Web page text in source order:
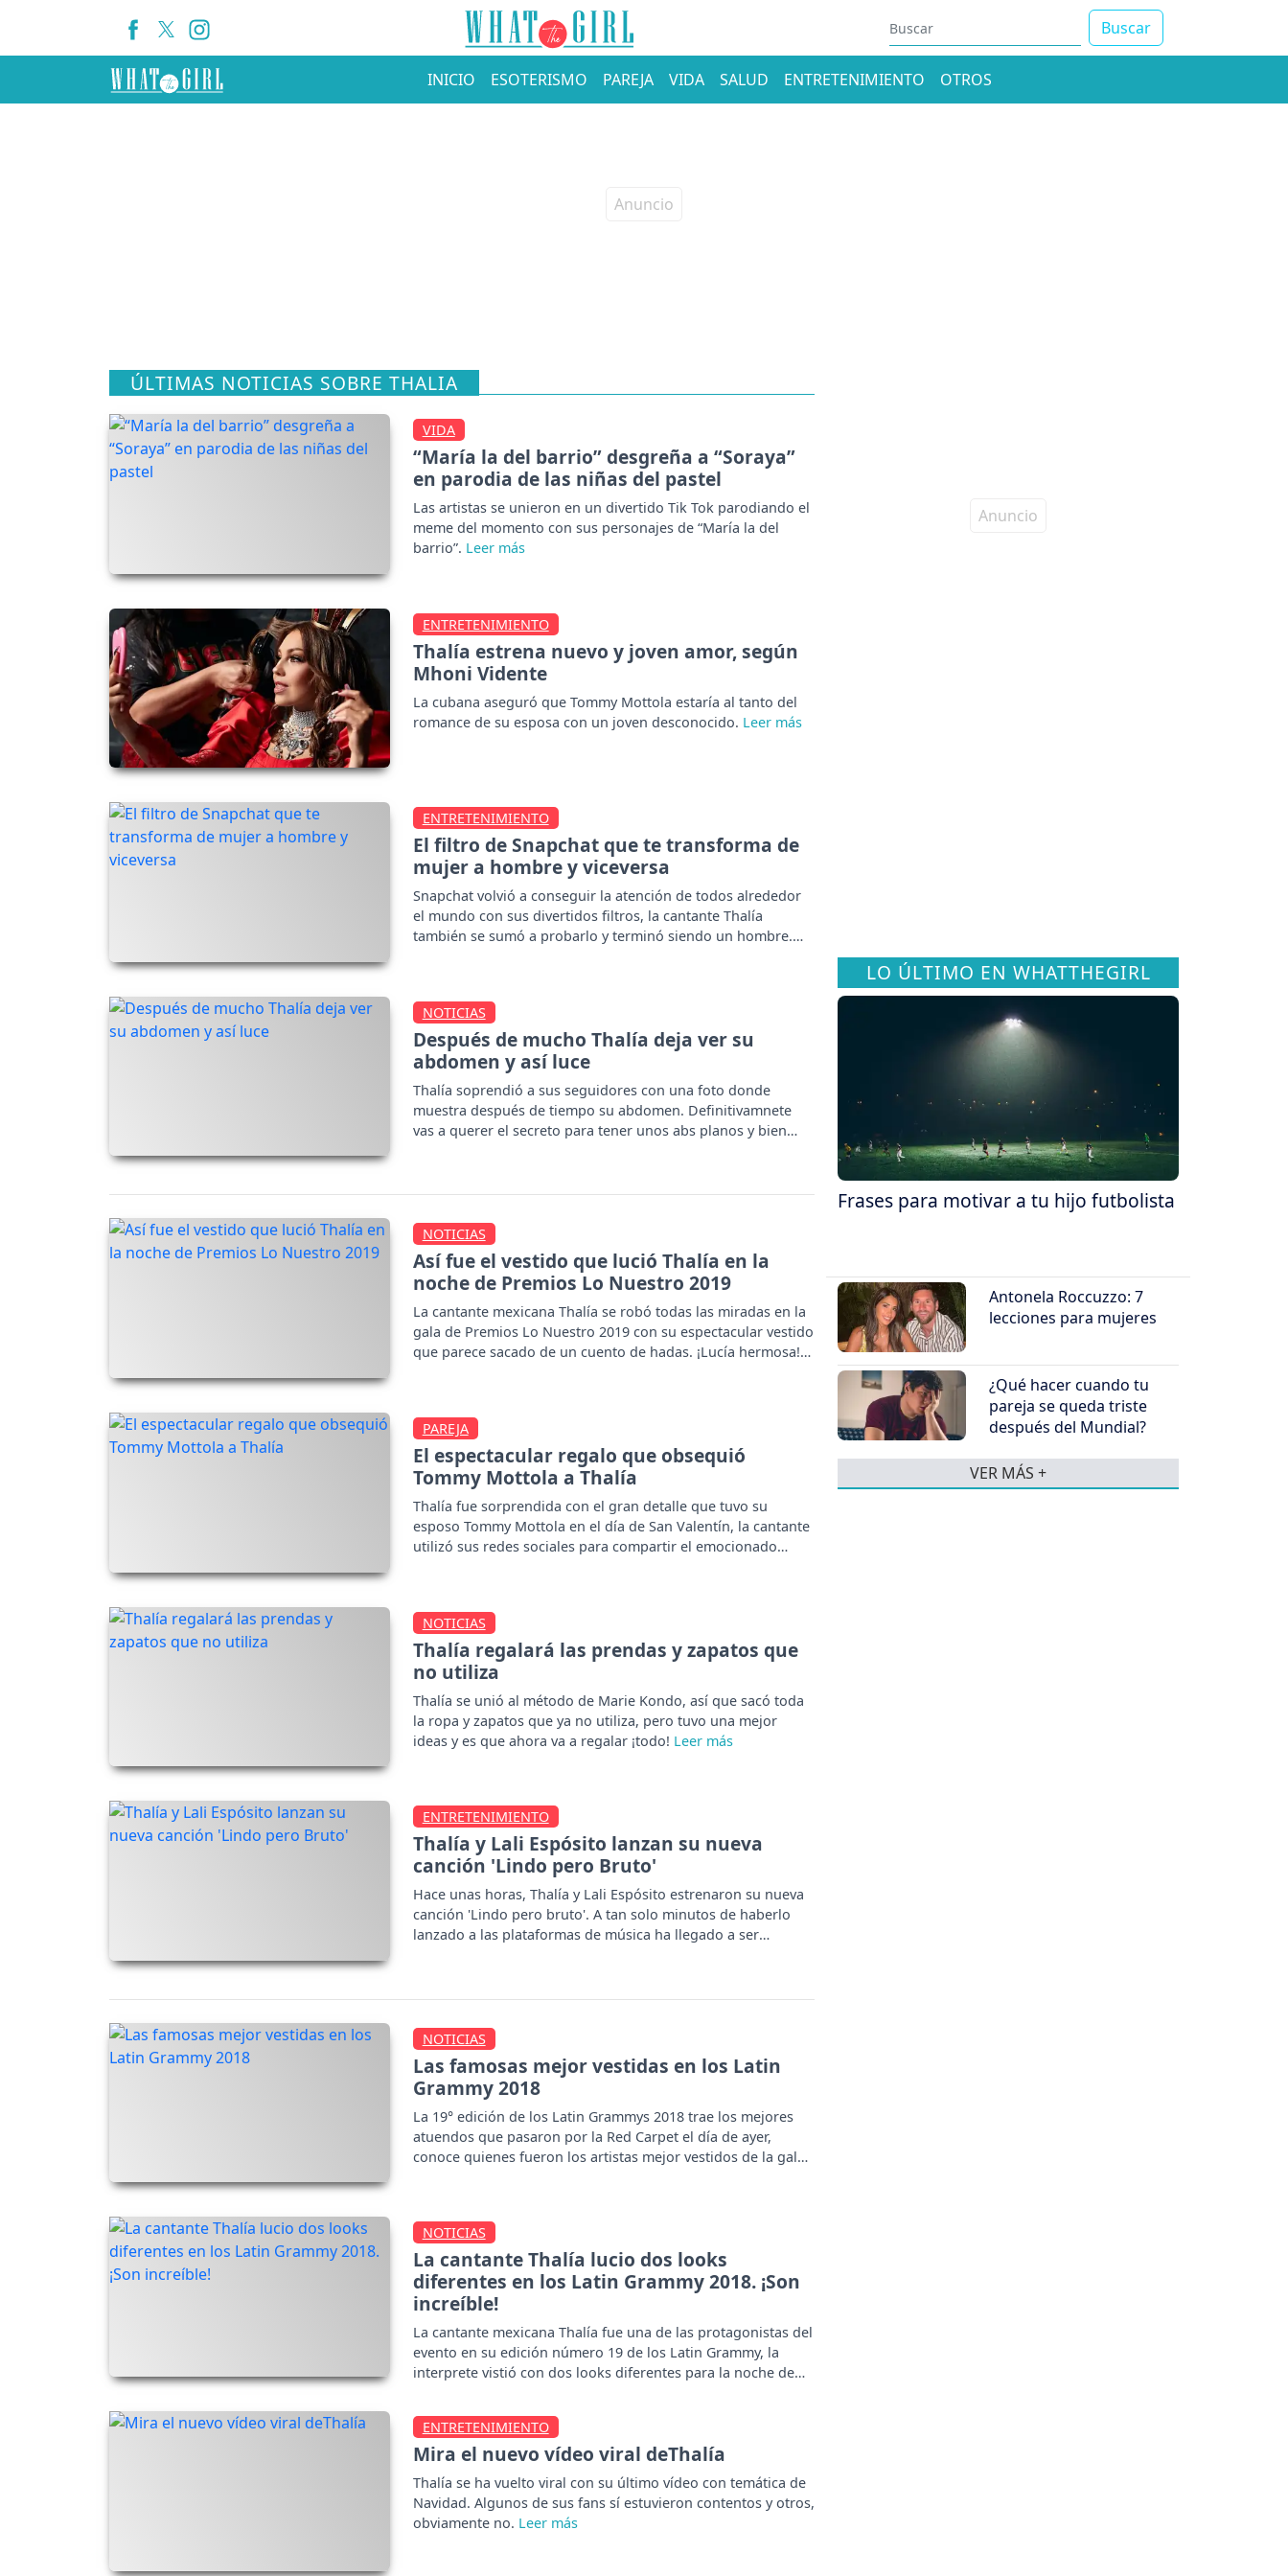
Buscar
INICIO ESOTERISMO PAREJA VIDA SALUD ENTRETENIMIENTO OTROS
ÚLTIMAS NOTICIAS SOBRE THALIA
VIDA
“María la del barrio” desgreña a “Soraya”
en parodia de las niñas del pastel
Las artistas se unieron en un divertido Tik Tok parodiando el
meme del momento con sus personajes de “María la del
barrio”.
ENTRETENIMIENTO
Thalía estrena nuevo y joven amor, según
Mhoni Vidente
La cubana aseguró que Tommy Mottola estaría al tanto del
romance de su esposa con un joven desconocido.
ENTRETENIMIENTO
El filtro de Snapchat que te transforma de
mujer a hombre y viceversa
Snapchat volvió a conseguir la atención de todos alrededor
el mundo con sus divertidos filtros, la cantante Thalía
también se sumó a probarlo y terminó siendo un hombre.
NOTICIAS
Después de mucho Thalía deja ver su
abdomen y así luce
Thalía soprendió a sus seguidores con una foto donde
muestra después de tiempo su abdomen. Definitivamnete
vas a querer el secreto para tener unos abs planos y bien
NOTICIAS
Así fue el vestido que lució Thalía en la
noche de Premios Lo Nuestro 2019
La cantante mexicana Thalía se robó todas las miradas en la
gala de Premios Lo Nuestro 2019 con su espectacular vestido
que parece sacado de un cuento de hadas. ¡Lucía hermosa!
PAREJA
El espectacular regalo que obsequió
Tommy Mottola a Thalía
Thalía fue sorprendida con el gran detalle que tuvo su
esposo Tommy Mottola en el día de San Valentín, la cantante
utilizó sus redes sociales para compartir el emocionado
NOTICIAS
Thalía regalará las prendas y zapatos que
no utiliza
Thalía se unió al método de Marie Kondo, así que sacó toda
la ropa y zapatos que ya no utiliza, pero tuvo una mejor
ideas y es que ahora va a regalar ¡todo!
ENTRETENIMIENTO
Thalía y Lali Espósito lanzan su nueva
canción 'Lindo pero Bruto'
Hace unas horas, Thalía y Lali Espósito estrenaron su nueva
canción 'Lindo pero bruto'. A tan solo minutos de haberlo
lanzado a las plataformas de música ha llegado a ser
NOTICIAS
Las famosas mejor vestidas en los Latin
Grammy 2018
La 19° edición de los Latin Grammys 2018 trae los mejores
atuendos que pasaron por la Red Carpet el día de ayer,
conoce quienes fueron los artistas mejor vestidos de la gala.
NOTICIAS
La cantante Thalía lucio dos looks
diferentes en los Latin Grammy 2018. ¡Son
increíble!
La cantante mexicana Thalía fue una de las protagonistas del
evento en su edición número 19 de los Latin Grammy, la
interprete vistió con dos looks diferentes para la noche de
ENTRETENIMIENTO
Mira el nuevo vídeo viral deThalía
Thalía se ha vuelto viral con su último vídeo con temática de
Navidad. Algunos de sus fans sí estuvieron contentos y otros,
obviamente no.
LO ÚLTIMO EN WHATTHEGIRL
Frases para motivar a tu hijo futbolista
Antonela Roccuzzo: 7
lecciones para mujeres
¿Qué hacer cuando tu
pareja se queda triste
después del Mundial?
VER MÁS +